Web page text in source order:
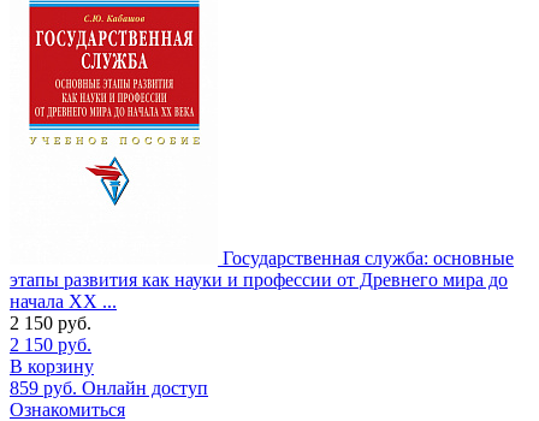
Государственная служба: основные
этапы развития как науки и профессии от Древнего мира до
начала XX ...
2 150 руб.
2 150 руб.
В корзину
859 руб. Онлайн доступ
Ознакомиться